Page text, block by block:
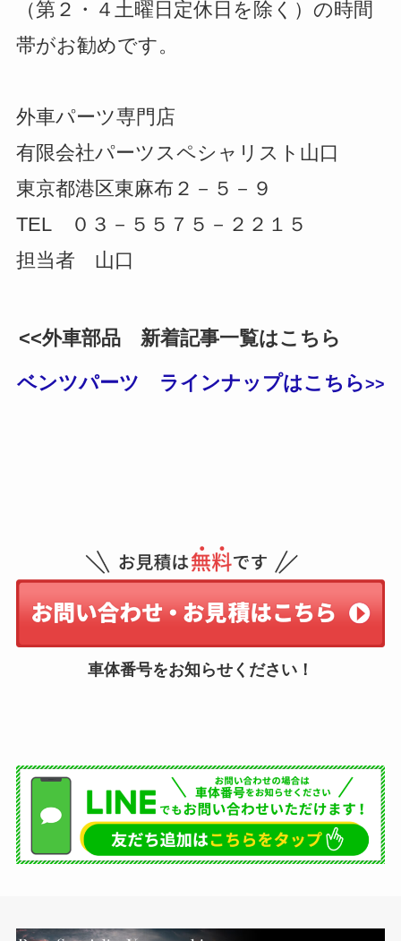
（第２・４土曜日定休日を除く）の時間
帯がお勧めです。
外車パーツ専門店
有限会社パーツスペシャリスト山口
東京都港区東麻布２－５－９
TEL ０３－５５７５－２２１５
担当者 山口
<<外車部品 新着記事一覧はこちら
ベンツパーツ ラインナップはこちら>>
車体番号をお知らせください！